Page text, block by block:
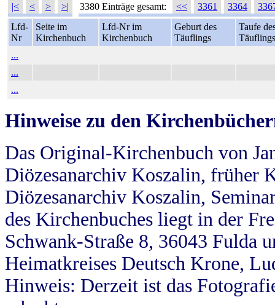
|< < > >| 3380 Einträge gesamt: << 3361 3364
Lfd-
Nr
Seite im
Kirchenbuch
Lfd-Nr im
Kirchenbuch
Geburt des
Täuflings
Taufe
Täuflings
...
...
...
Hinweise zu den
Das Original-Kirchenbuch von
Diözesanarchiv Koszalin, früher
Diözesanarchiv Koszalin,
des Kirchenbuches liegt in der
Schwank-Straße 8, 36043 Fulda
Heimatkreises Deutsch Krone,
Hinweis: Derzeit ist das